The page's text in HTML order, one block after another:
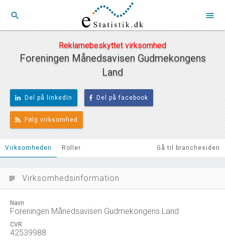
search menu
Reklamebeskyttet virksomhed
Foreningen Månedsavisen Gudmekongens
Land
Del på linkedIn Del på facebook
Følg virksomhed
Virksomheden Roller Gå til branchesiden
subject Virksomhedsinformation
Navn
Foreningen Månedsavisen Gudmekongens Land
CVR
42539988